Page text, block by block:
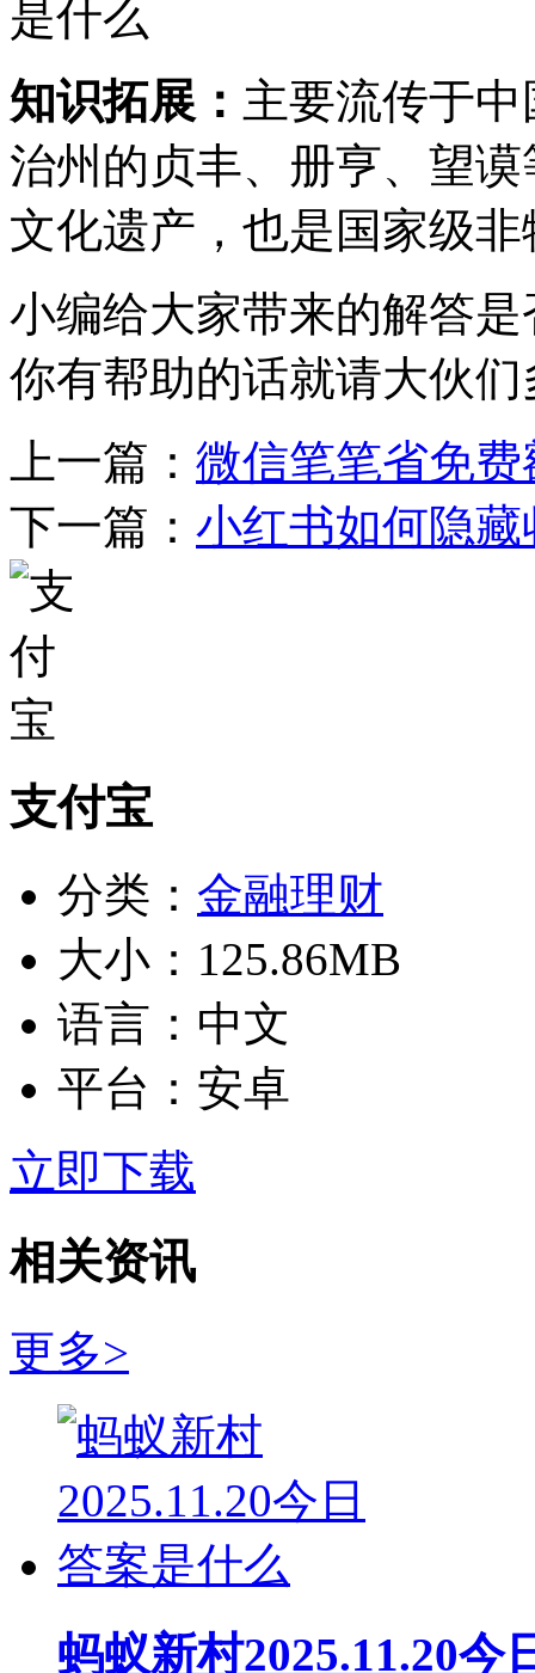
知识拓展： 主要流传于
治州的贞丰、册亨、望
文化遗产，也是国家级
小编给大家带来的解答
你有帮助的话就请大伙
上一篇： 微信笔笔省免
下一篇： 小红书如何隐
支付宝
分类： 金融理财
大小： 125.86MB
语言： 中文
平台： 安卓
立即下载
相关资讯
更多>
蚂蚁新村2025.11.20今